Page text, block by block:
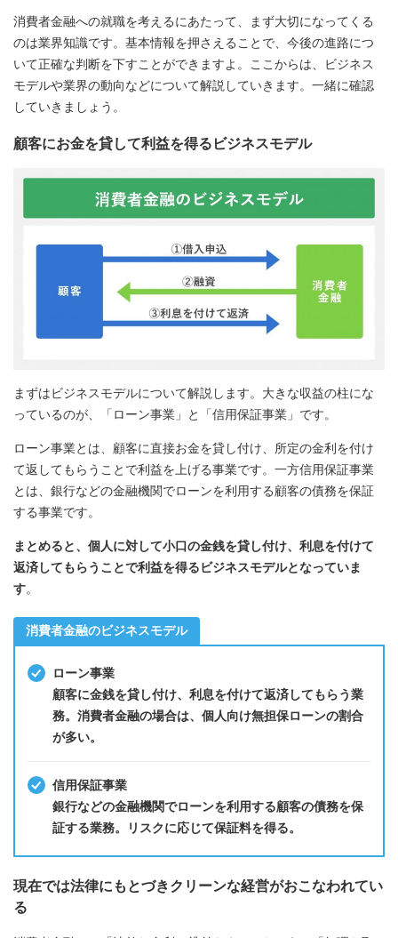
消費者金融への就職を考えるにあたって、まず大切になってくる
のは業界知識です。基本情報を押さえることで、今後の進路につ
いて正確な判断を下すことができますよ。ここからは、ビジネス
モデルや業界の動向などについて解説していきます。一緒に確認
していきましょう。
顧客にお金を貸して利益を得るビジネスモデル
まずはビジネスモデルについて解説します。大きな収益の柱にな
っているのが、「ローン事業」と「信用保証事業」です。
ローン事業とは、顧客に直接お金を貸し付け、所定の金利を付け
て返してもらうことで利益を上げる事業です。一方信用保証事業
とは、銀行などの金融機関でローンを利用する顧客の債務を保証
する事業です。
まとめると、個人に対して小口の金銭を貸し付け、利息を付けて
返済してもらうことで利益を得るビジネスモデルとなっていま
す。
消費者金融のビジネスモデル
ローン事業
顧客に金銭を貸し付け、利息を付けて返済してもらう業
務。消費者金融の場合は、個人向け無担保ローンの割合
が多い。
信用保証事業
銀行などの金融機関でローンを利用する顧客の債務を保
証する業務。リスクに応じて保証料を得る。
現在では法律にもとづきクリーンな経営がおこなわれてい
る